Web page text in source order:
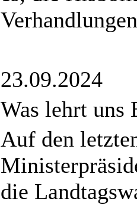
23.09.2024
Was lehrt uns
Auf den
die